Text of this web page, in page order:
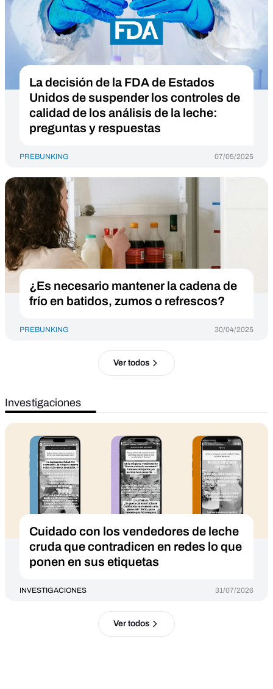
La decisión de la FDA de Estados
Unidos de suspender los controles de
calidad de los análisis de la leche:
preguntas y respuestas
PREBUNKING 07/05/2025
¿Es necesario mantener la cadena de
frío en batidos, zumos o refrescos?
PREBUNKING 30/04/2025
Ver todos
Investigaciones
Cuidado con los vendedores de leche
cruda que contradicen en redes lo que
ponen en sus etiquetas
INVESTIGACIONES 31/07/2026
Ver todos